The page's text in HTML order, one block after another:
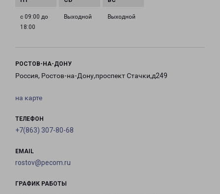
с 09:00 до
18:00
Выходной Выходной
РОСТОВ-НА-ДОНУ
Россия, Ростов-на-Дону,проспект Стачки,д249
на карте
ТЕЛЕФОН
+7(863) 307-80-68
EMAIL
rostov@pecom.ru
ГРАФИК РАБОТЫ